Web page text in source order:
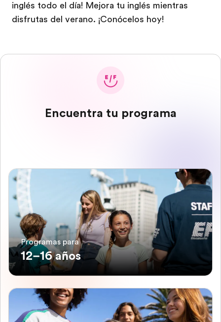
inglés todo el día! Mejora tu inglés mientras
disfrutas del verano. ¡Conócelos hoy!
Encuentra tu programa
Programas para
12–16 años